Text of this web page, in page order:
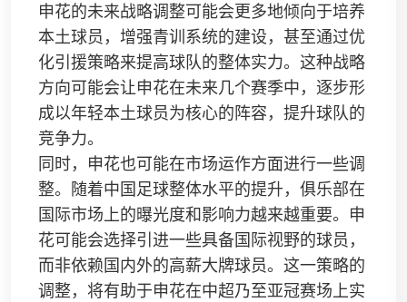
申花的未来战略调整可能会更多地倾向于培养
本土球员，增强青训系统的建设，甚至通过优
化引援策略来提高球队的整体实力。这种战略
方向可能会让申花在未来几个赛季中，逐步形
成以年轻本土球员为核心的阵容，提升球队的
竞争力。
同时，申花也可能在市场运作方面进行一些调
整。随着中国足球整体水平的提升，俱乐部在
国际市场上的曝光度和影响力越来越重要。申
花可能会选择引进一些具备国际视野的球员，
而非依赖国内外的高薪大牌球员。这一策略的
调整，将有助于申花在中超乃至亚冠赛场上实